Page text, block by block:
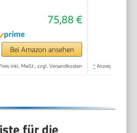
mit Glasbehälter, 2
für Smoothies, Saft
usw.
75,88 €
Bei Amazon ansehen
inkl. MwSt., zzgl. Versandkosten * Anzeige